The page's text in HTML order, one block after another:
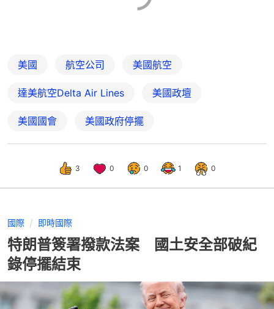
美國 航空公司 美國航空
達美航空Delta Air Lines 美國政壇
美國國會 美國政府停擺
3 0 0 1 0
國際 即時國際
特朗普簽署撥款法案 國土安全部破紀
錄停擺結束